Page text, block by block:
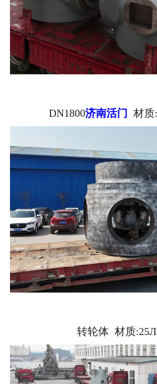
DN1800济南活门 材
转轮体 材质:25Л